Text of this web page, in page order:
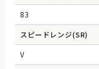
83
スピードレンジ(SR)
V